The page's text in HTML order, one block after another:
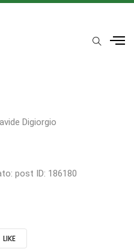
Digiorgio
post ID: 186180
LIKE